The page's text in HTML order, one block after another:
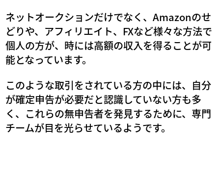
ネットオークションだけでなく、Amazonのせ
どりや、アフィリエイト、FXなど様々な方法で
個人の方が、時には高額の収入を得ることが可
能となっています。
このような取引をされている方の中には、自分
が確定申告が必要だと認識していない方も多
く、これらの無申告者を発見するために、専門
チームが目を光らせているようです。